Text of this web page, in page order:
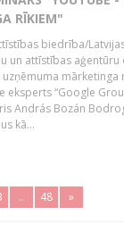
RĪKIEM"
biedrība/
un attīstības aģentūru
mārketinga
eksperts “Google
András Bozán
kā...
.. 48 »